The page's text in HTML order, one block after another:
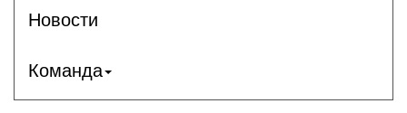
Новости
Команда